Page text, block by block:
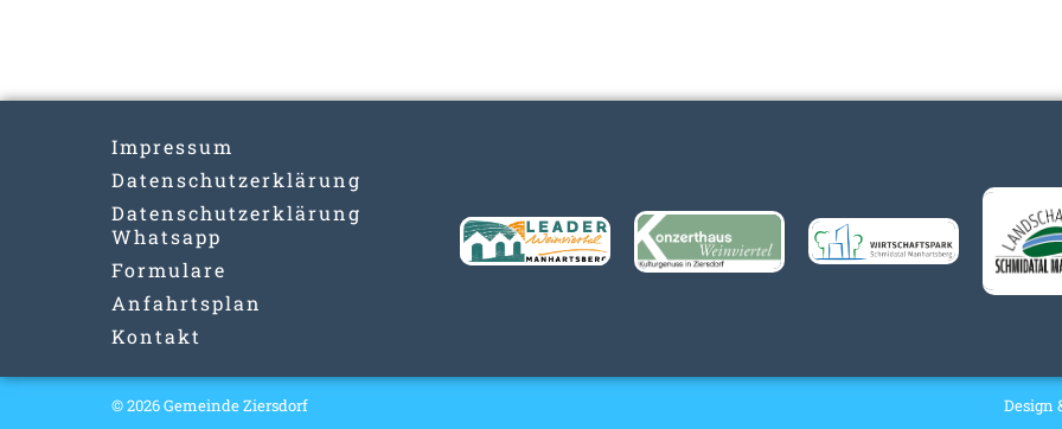
Impressum
Datenschutzerklärung
Datenschutzerklärung
Whatsapp
Formulare
Anfahrtsplan
Kontakt
© 2026 Gemeinde Ziersdorf Design